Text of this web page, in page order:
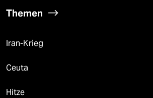
Themen
Iran-Krieg
Ceuta
Hitze